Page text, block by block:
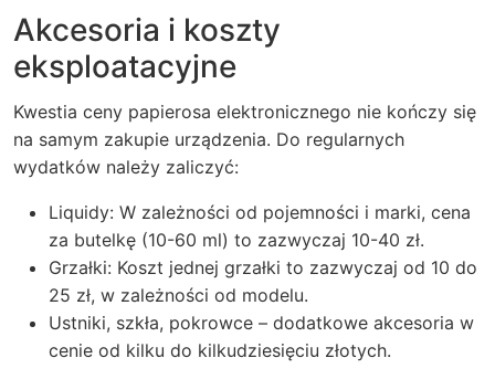
Akcesoria i koszty
eksploatacyjne
Kwestia ceny papierosa elektronicznego nie kończy się
na samym zakupie urządzenia. Do regularnych
wydatków należy zaliczyć:
Liquidy: W zależności od pojemności i marki, cena
za butelkę (10-60 ml) to zazwyczaj 10-40 zł.
Grzałki: Koszt jednej grzałki to zazwyczaj od 10 do
25 zł, w zależności od modelu.
Ustniki, szkła, pokrowce – dodatkowe akcesoria w
cenie od kilku do kilkudziesięciu złotych.